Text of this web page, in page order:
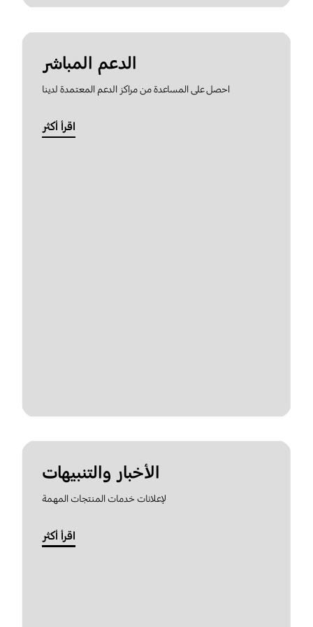
الدعم المباشر
احصل على المساعدة من مراكز الدعم المعتمدة لدينا
اقرأ أكثر
الأخبار والتنبيهات
لإعلانات خدمات المنتجات المهمة
اقرأ أكثر